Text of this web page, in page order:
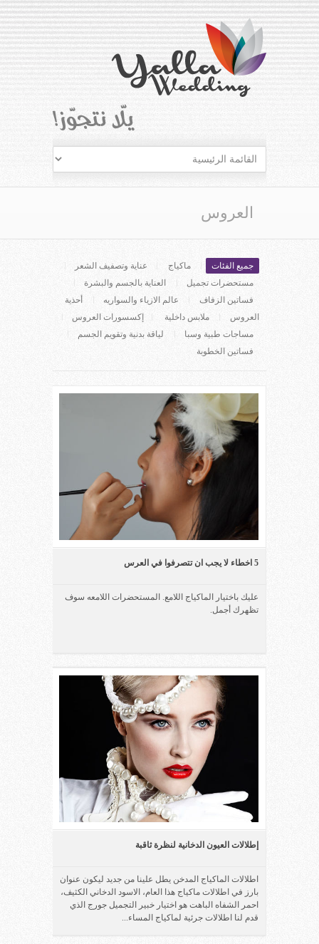
العروس
جميع الفئات ماكياج
عناية وتصفيف الشعر
مستحضرات تجميل
العناية بالجسم والبشرة
فساتين الزفاف
عالم الازياء والسواريه
أحذية
العروس
ملابس داخلية
إكسسورات العروس
مساجات طبية وسبا
لياقة بدنية وتقويم الجسم
فساتين الخطوبة
5 اخطاء لا يجب ان تتصرفوا في العرس
عليك باختيار الماكياج اللامع. المستحضرات اللامعه سوف
تظهرك أجمل.
إطلالات العيون الدخانية لنظرة ثاقبة
اطلالات الماكياج المدخن يطل علينا من جديد ليكون عنوان
بارز في اطلالات ماكياج هذا العام، الاسود الدخاني الكثيف،
احمر الشفاه الباهت هو اختيار خبير التجميل جورج الذي
قدم لنا اطلالات جرئية لماكياج المساء...